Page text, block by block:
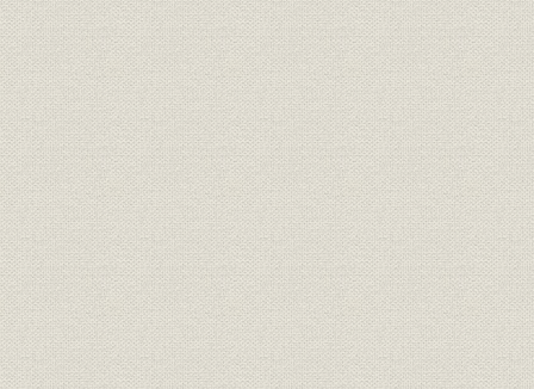
第4節 多様化する融資活動
1. 産業基盤の拡充強化
2. 国際競争力強化と技術開発の推進
3. 地域間の均衡ある発展
4. 大都市再開発と流通近代化
5. 公害対策およびその他の融資
6. 外貨貸付けおよび外貨保証
第5節 経営の成果